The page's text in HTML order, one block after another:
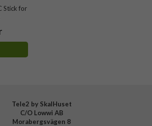
Stick for
Tele2 by SkalHuset
C/O Lowwi AB
Morabergsvägen 8